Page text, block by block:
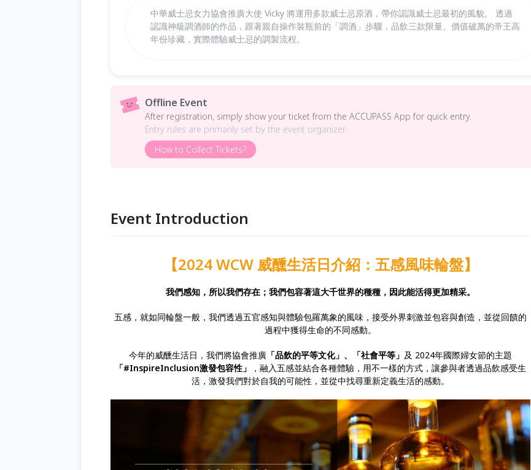
中華威士忌女力協會推廣大使 Vicky 將運用多款威士忌原酒，帶你認識威士忌最初的風貌。 透過
認識神級調酒師的作品，跟著親自操作裝瓶前的「調酒」步驟，品飲三款限量、價值破萬的帝王高
年份珍藏，實際體驗威士忌的調製流程。
Offline Event
After registration, simply show your ticket from the ACCUPASS App for quick entry.
Entry rules are primarily set by the event organizer.
How to Collect Tickets?
Event Introduction
【2024 WCW 威醺生活日介紹：五感風味輪盤】
我們感知，所以我們存在；我們包容著這大千世界的種種，因此能活得更加精采。
五感，就如同輪盤一般，我們透過五官感知與體驗包羅萬象的風味，接受外界刺激並包容與創造，並從回饋的
過程中獲得生命的不同感動。
今年的威醺生活日，我們將協會推廣 「品飲的平等文化」、「社會平等」 及 2024年國際婦女節的主題
「#InspireInclusion激發包容性」
，融入五感並結合各種體驗，用不一樣的方式，讓參與者透過品飲感受生
活，激發我們對於自我的可能性，並從中找尋重新定義生活的感動。